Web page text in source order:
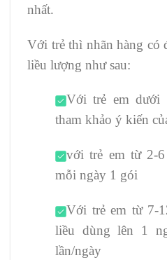
nhất.
Với trẻ thì nhãn hàng có
liều lượng như sau:
Với trẻ em dưới
tham khảo ý kiến
với trẻ em từ 2-
mỗi ngày 1 gói
Với trẻ em từ 7-
liều dùng lên 1
lần/ngày